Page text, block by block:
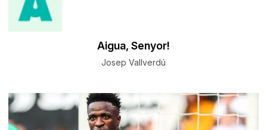
Aigua, Senyor!
Josep Vallverdú